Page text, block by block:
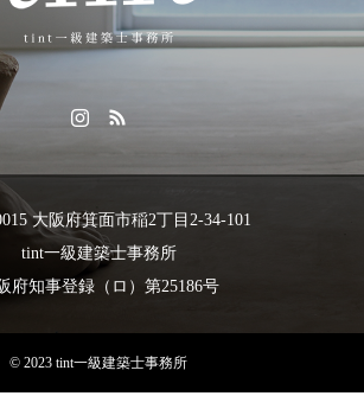
大阪府箕面市稲2丁目2-34-101
tint一級建築士事務所
府知事登録（ロ）第25186号
© 2023 tint一級建築士事務所